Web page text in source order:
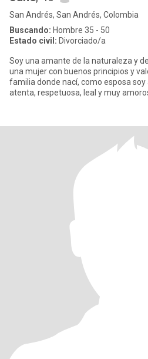
San Andrés, San Andrés, Colombia
Buscando: Hombre 35 - 50
Estado civil: Divorciado/a
Soy una amante de la naturaleza y
una mujer con buenos principios y
familia donde nací, como esposa
atenta, respetuosa, leal y muy